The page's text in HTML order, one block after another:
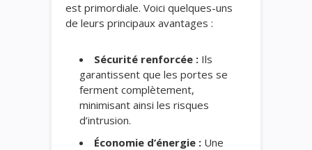
est primordiale. Voici quelques-uns
de leurs principaux avantages :
Sécurité renforcée : Ils
garantissent que les portes se
ferment complètement,
minimisant ainsi les risques
d’intrusion.
Économie d’énergie : Une